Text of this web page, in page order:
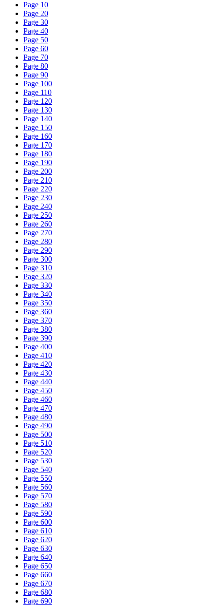
Page 10
Page 20
Page 30
Page 40
Page 50
Page 60
Page 70
Page 80
Page 90
Page 100
Page 110
Page 120
Page 130
Page 140
Page 150
Page 160
Page 170
Page 180
Page 190
Page 200
Page 210
Page 220
Page 230
Page 240
Page 250
Page 260
Page 270
Page 280
Page 290
Page 300
Page 310
Page 320
Page 330
Page 340
Page 350
Page 360
Page 370
Page 380
Page 390
Page 400
Page 410
Page 420
Page 430
Page 440
Page 450
Page 460
Page 470
Page 480
Page 490
Page 500
Page 510
Page 520
Page 530
Page 540
Page 550
Page 560
Page 570
Page 580
Page 590
Page 600
Page 610
Page 620
Page 630
Page 640
Page 650
Page 660
Page 670
Page 680
Page 690